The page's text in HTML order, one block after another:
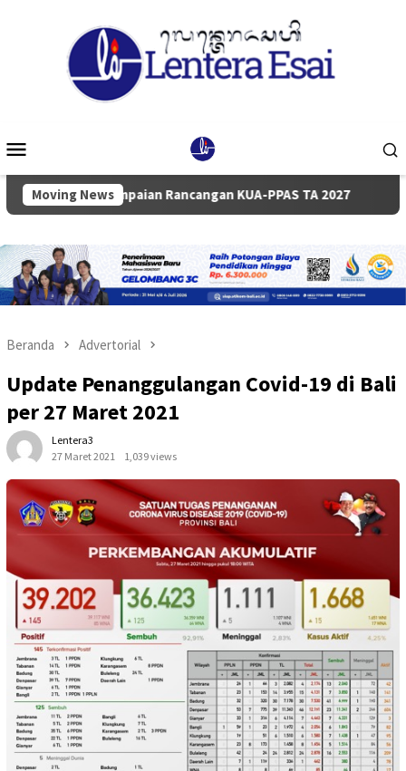
Mobile
Moving News
Rancangan KUA-PPAS TA 2027 Pemkab dan
Beranda Advertorial
Update Penanggulangan Covid-19 di Bali
per 27 Maret 2021
Lentera3
27 Maret 2021
1,039 views